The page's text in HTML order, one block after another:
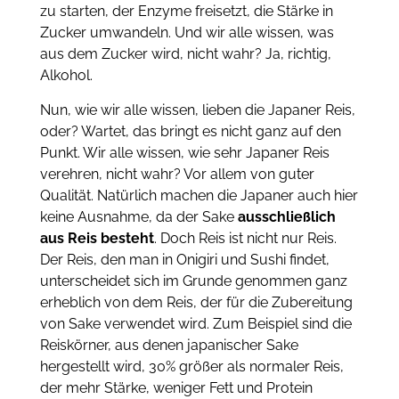
zu starten, der Enzyme freisetzt, die Stärke in
Zucker umwandeln. Und wir alle wissen, was
aus dem Zucker wird, nicht wahr? Ja, richtig,
Alkohol.
Nun, wie wir alle wissen, lieben die Japaner Reis,
oder? Wartet, das bringt es nicht ganz auf den
Punkt. Wir alle wissen, wie sehr Japaner Reis
verehren, nicht wahr? Vor allem von guter
Qualität. Natürlich machen die Japaner auch hier
keine Ausnahme, da der Sake ausschließlich
aus Reis besteht. Doch Reis ist nicht nur Reis.
Der Reis, den man in Onigiri und Sushi findet,
unterscheidet sich im Grunde genommen ganz
erheblich von dem Reis, der für die Zubereitung
von Sake verwendet wird. Zum Beispiel sind die
Reiskörner, aus denen japanischer Sake
hergestellt wird, 30% größer als normaler Reis,
der mehr Stärke, weniger Fett und Protein